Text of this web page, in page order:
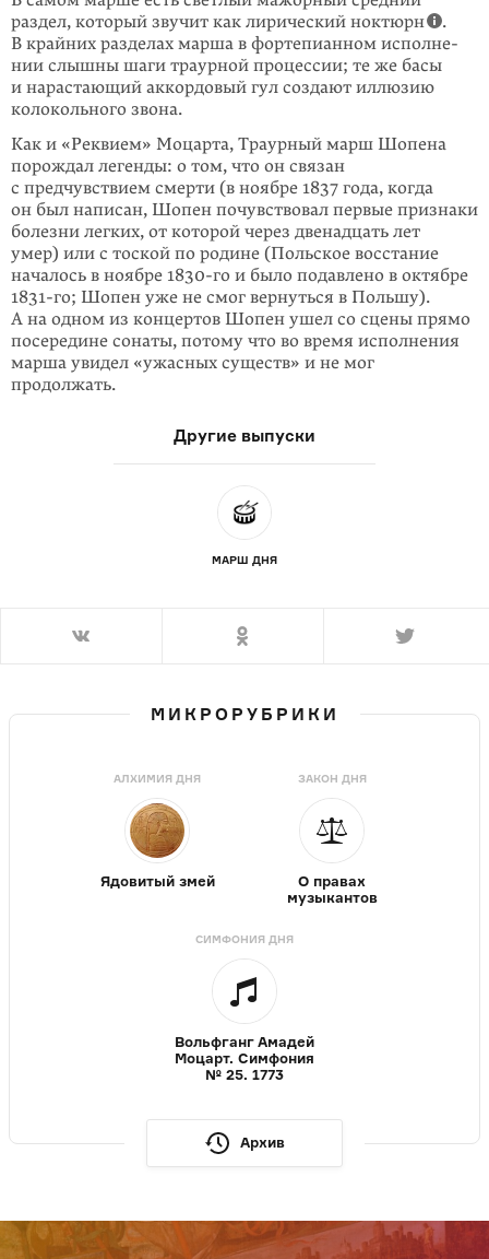
раздел, который звучит как лирический ноктюрн
.
В крайних разделах марша в фортепианном исполне­
нии слышны шаги траурной процессии; те же басы
и нарастающий аккордовый гул создают иллюзию
колокольного звона.
Как и «Реквием» Моцарта, Траурный марш Шопена
порождал легенды: о том, что он связан
с предчувствием смерти (в ноябре 1837 года, когда
он был напи­сан, Шопен почувствовал первые признаки
болезни легких, от которой через двенадцать лет
умер) или с тоской по родине (Польское восстание
началось в ноябре 1830-го и было подавлено в октябре
1831-го; Шопен уже не смог вернуться в Польшу).
А на одном из концертов Шопен ушел со сцены прямо
посередине сонаты, потому что во время исполнения
марша увидел «ужасных существ» и не мог
продолжать.
Другие выпуски
МАРШ ДНЯ
МИКРОРУБРИКИ
АЛХИМИЯ ДНЯ
Ядовитый змей
ЗАКОН ДНЯ
О правах
музыкантов
СИМФОНИЯ ДНЯ
Вольфганг Амадей
Моцарт. Симфония
№ 25. 1773
Архив